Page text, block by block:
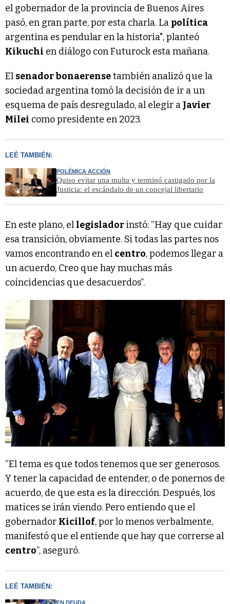
el gobernador de la provincia de Buenos Aires
pasó, en gran parte, por esta charla. La política
argentina es pendular en la historia", planteó
Kikuchi en diálogo con Futurock esta mañana.
El senador bonaerensetambién analizó que la
sociedad argentina tomó la decisión de ir a un
esquema de país desregulado, al elegir a Javier
Milei como presidente en 2023.
LEÉ TAMBIÉN:
POLÉMICA ACCIÓN
Quiso evitar una multa y terminó castigado por la
Justicia: el escándalo de un concejal libertario
En este plano, el legisladorinstó: “Hay que cuidar
esa transición, obviamente. Si todas las partes nos
vamos encontrando en el centro, podemos llegar a
un acuerdo, Creo que hay muchas más
coincidencias que desacuerdos”.
“El tema es que todos tenemos que ser generosos.
Y tener la capacidad de entender, o de ponernos de
acuerdo, de que esta es la dirección. Después, los
matices se irán viendo. Pero entiendo que el
gobernador Kicillof, por lo menos verbalmente,
manifestó que el entiende que hay que correrse al
centro”, aseguró.
LEÉ TAMBIÉN:
EN DEUDA